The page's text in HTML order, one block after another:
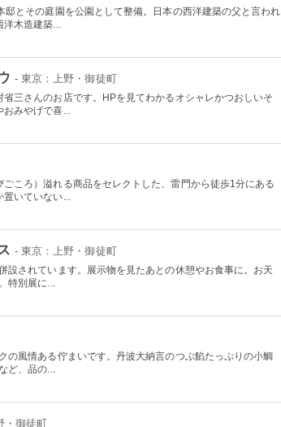
とその庭園を公園として整備。日本の西洋建築の父と言われ
洋木造建築...
- 東京：上野・御徒町
三さんのお店です。HPを見てわかるオシャレかつおしいそ
おみやげで喜...
ころ）溢れる商品をセレクトした、雷門から徒歩1分にある
置いていない...
- 東京：上野・御徒町
設されています。展示物を見たあとの休憩やお食事に。お天
特別展に...
の風情ある佇まいです。丹波大納言のつぶ餡たっぷりの小鯛
ど、品の...
・御徒町